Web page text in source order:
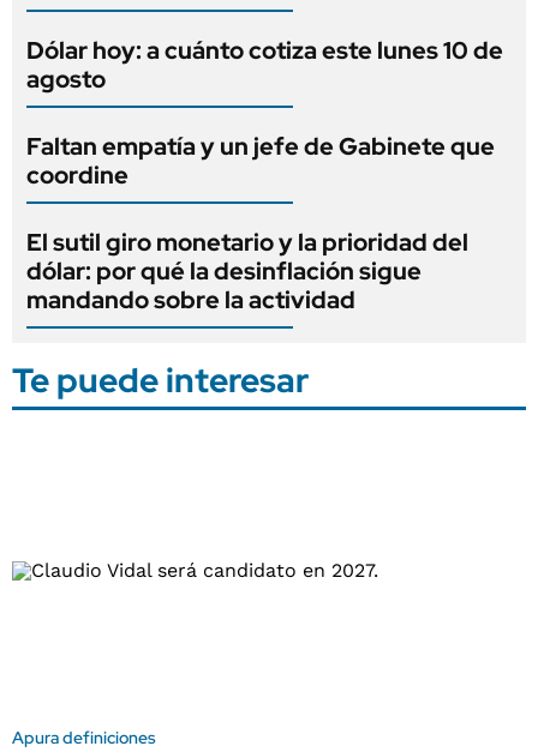
Dólar hoy: a cuánto cotiza este lunes 10 de
agosto
Faltan empatía y un jefe de Gabinete que
coordine
El sutil giro monetario y la prioridad del
dólar: por qué la desinflación sigue
mandando sobre la actividad
Te puede interesar
Apura definiciones